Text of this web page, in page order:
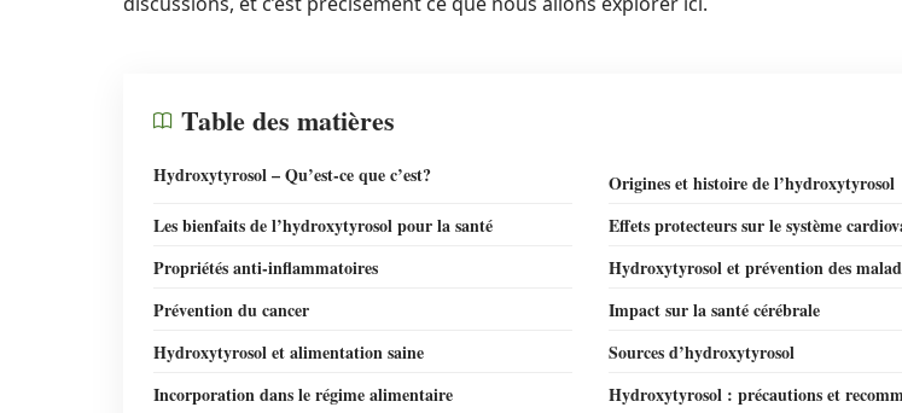
Table des matières
Hydroxytyrosol – Qu’est-ce que c’est?
Origines et histoire de l’hydroxytyrosol
Les bienfaits de l’hydroxytyrosol pour la santé
Effets protecteurs sur le système
Propriétés anti-inflammatoires
Hydroxytyrosol et prévention des
Prévention du cancer
Impact sur la santé cérébrale
Hydroxytyrosol et alimentation saine
Sources d’hydroxytyrosol
Incorporation dans le régime alimentaire
Hydroxytyrosol : précautions et